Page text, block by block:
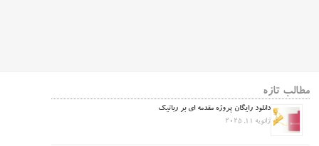
مطالب تازه
دانلود رایگان پروژه مقدمه ای بر رباتیک
ژانویه 11, 2025